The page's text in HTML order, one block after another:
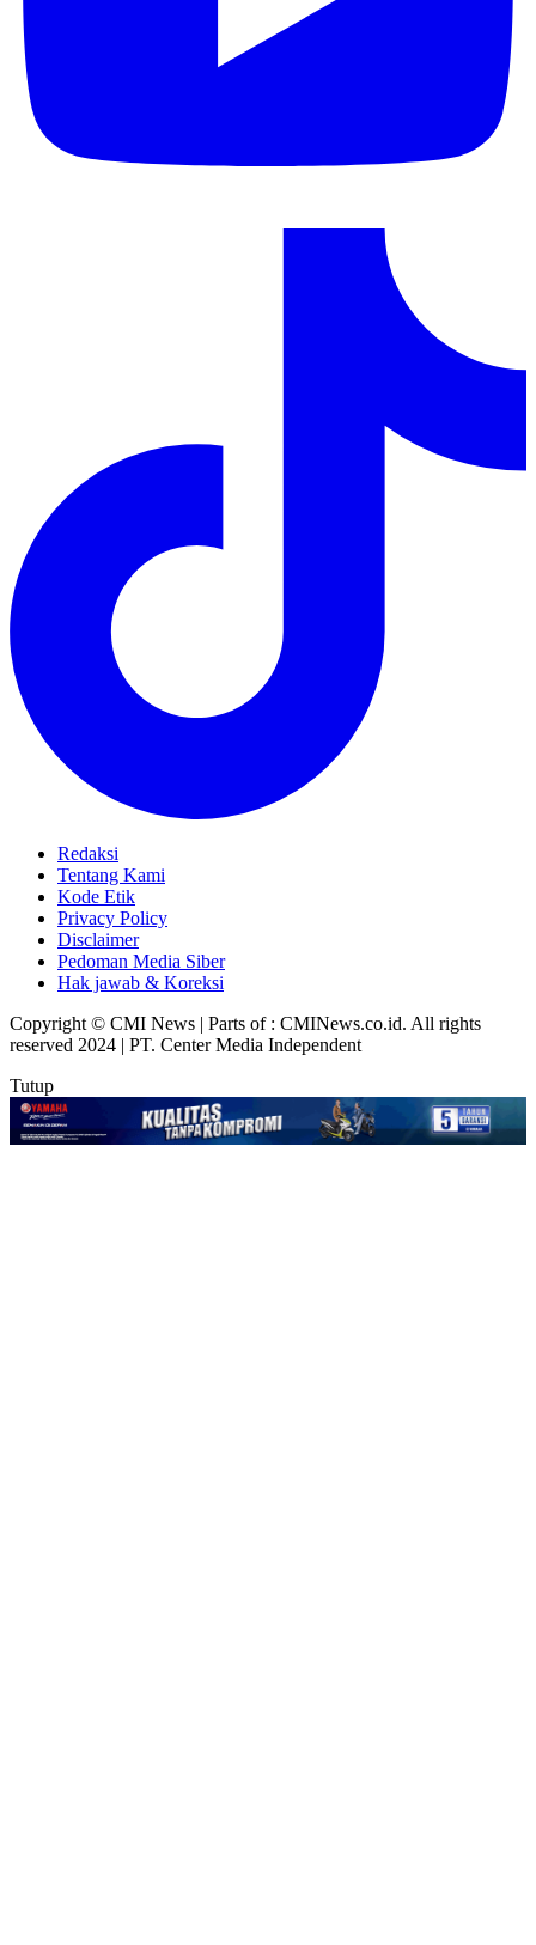
Redaksi
Tentang Kami
Kode Etik
Privacy Policy
Disclaimer
Pedoman Media Siber
Hak jawab & Koreksi
Copyright © CMI News | Parts of : CMINews.co.id. All rights
reserved 2024 | PT. Center Media Independent
Tutup